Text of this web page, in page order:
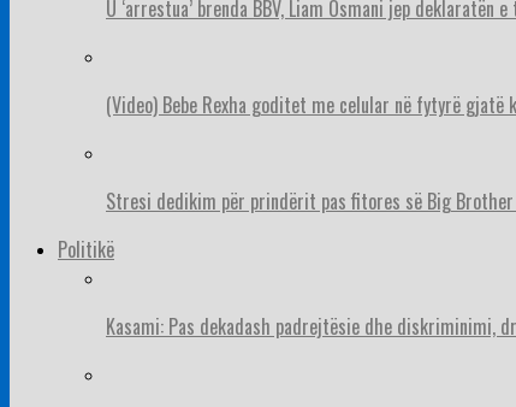
U ‘arrestua’ brenda BBV, Liam Osmani jep deklaratën
(Video) Bebe Rexha goditet me celular në fytyrë gjatë
Stresi dedikim për prindërit pas fitores së Big
Politikë
Kasami: Pas dekadash padrejtësie dhe diskriminimi,